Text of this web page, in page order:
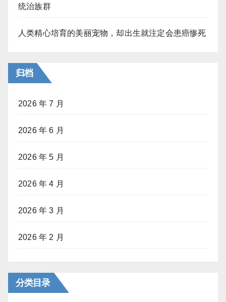
统治族群
人类精心培育的美丽宠物，却出生就注定会患癌惨死
归档
2026 年 7 月
2026 年 6 月
2026 年 5 月
2026 年 4 月
2026 年 3 月
2026 年 2 月
分类目录